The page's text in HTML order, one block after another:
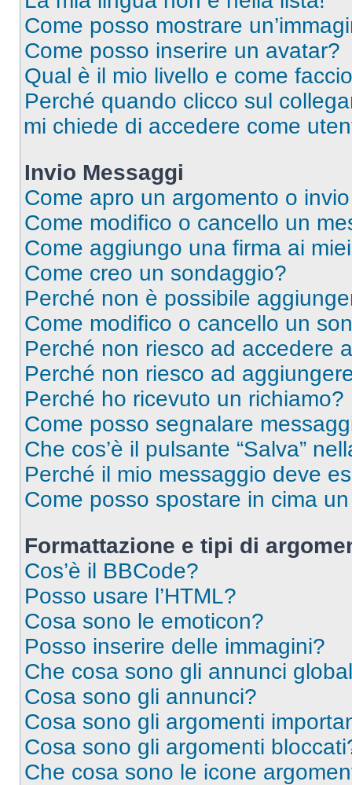
Come posso mostrare
Come posso inserire un avatar?
Qual è il mio livello e come
Perché quando clicco sul
mi chiede di accedere come
Invio Messaggi
Come apro un argomento o
Come modifico o cancello un
Come aggiungo una firma ai
Come creo un sondaggio?
Perché non è possibile
Come modifico o cancello un
Perché non riesco ad accedere
Perché non riesco ad
Perché ho ricevuto un richiamo?
Come posso segnalare
Che cos’è il pulsante “Salva”
Perché il mio messaggio deve
Come posso spostare in cima
Formattazione e tipi di
Cos’è il BBCode?
Posso usare l’HTML?
Cosa sono le emoticon?
Posso inserire delle immagini?
Che cosa sono gli annunci
Cosa sono gli annunci?
Cosa sono gli argomenti
Cosa sono gli argomenti
Che cosa sono le icone